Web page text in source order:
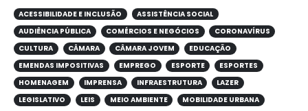
ACESSIBILIDADE E INCLUSÃO
ASSISTÊNCIA SOCIAL
AUDIÊNCIA PÚBLICA
COMÉRCIOS E NEGÓCIOS
CORONAVÍRUS
CULTURA
CÂMARA CÂMARA JOVEM
EDUCAÇÃO
EMENDAS IMPOSITIVAS
EMPREGO ESPORTE
ESPORTES
HOMENAGEM
IMPRENSA INFRAESTRUTURA
LAZER
LEGISLATIVO
LEIS MEIO AMBIENTE
MOBILIDADE URBANA